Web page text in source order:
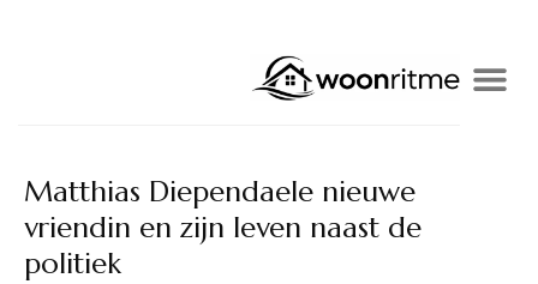
Matthias Diependaele nieuwe
vriendin en zijn leven naast de
politiek